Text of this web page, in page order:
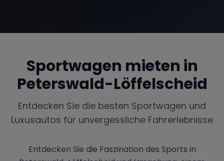
Sportwagen mieten in
Peterswald-Löffelscheid
Entdecken Sie die besten Sportwagen und
Luxusautos für unvergessliche Fahrerlebnisse
Entdecken Sie die Faszination des Sports in